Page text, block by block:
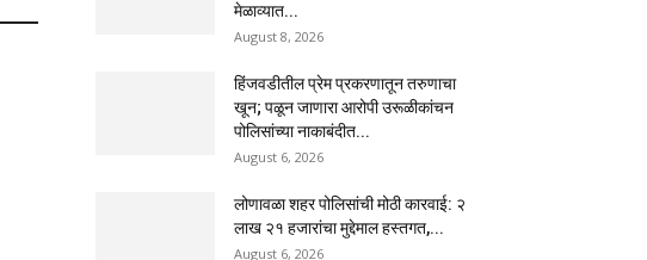
मेळाव्यात...
August 8, 2026
हिंजवडीतील प्रेम प्रकरणातून तरुणाचा
खून; पळून जाणारा आरोपी उरूळीकांचन
पोलिसांच्या नाकाबंदीत...
August 6, 2026
लोणावळा शहर पोलिसांची मोठी कारवाई: २
लाख २१ हजारांचा मुद्देमाल हस्तगत,...
August 6, 2026